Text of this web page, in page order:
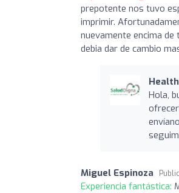
prepotente nos tuvo
imprimir.
nuevamente encima
debia dar de cambio
Hola,
Miguel Espinoza
Experiencia fantástica: